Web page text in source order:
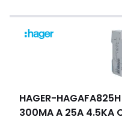
HAGER-
300MA A 25A 4.5KA